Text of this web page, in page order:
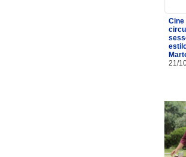
Cine
21/